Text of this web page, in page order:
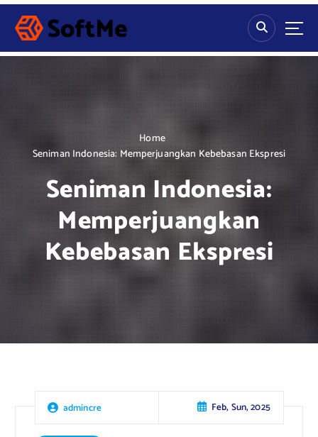
S
p
Home
Seniman Indonesia: Memperjuangkan Kebebasan Ekspresi
Seniman Indonesia:
Memperjuangkan
Kebebasan Ekspresi
admincre Feb, Sun, 2025